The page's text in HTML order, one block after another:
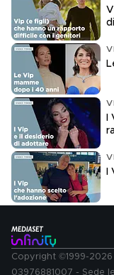
Copyright ©1999-2026
03976881007 - Sede